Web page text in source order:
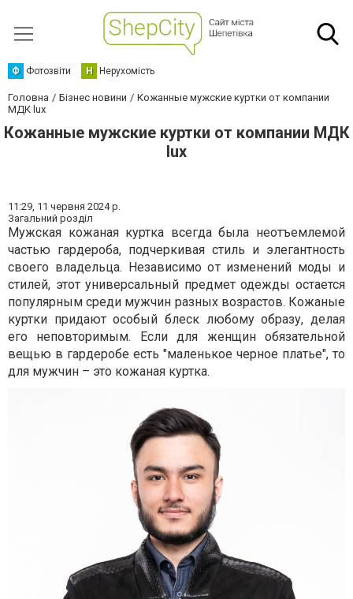
Ф Фотозвіти Н Нерухомість
Головна Бізнес новини
Кожанные мужские куртки от компании
МДК lux
Кожанные мужские куртки от компании МДК
lux
11:29, 11 червня 2024 р.
Загальний розділ
Мужская кожаная куртка всегда была неотъемлемой
частью гардероба, подчеркивая стиль и элегантность
своего владельца. Независимо от изменений моды и
стилей, этот универсальный предмет одежды остается
популярным среди мужчин разных возрастов. Кожаные
куртки придают особый блеск любому образу, делая
его неповторимым. Если для женщин обязательной
вещью в гардеробе есть "маленькое черное платье", то
для мужчин – это кожаная куртка.